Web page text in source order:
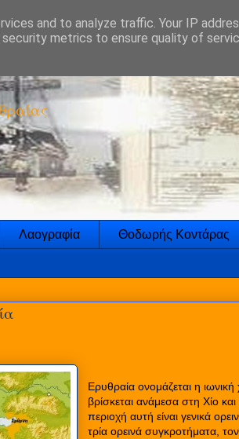
Λαογραφία Θοδωρής Κοντάρας
Ερυθραία ονομάζεται η
βρίσκεται ανάμεσα στη Χίο
περιοχή αυτή είναι γενικά
τρία ορεινά συγκροτήματα,
and to analyze traffic. Your IP
metrics to ensure quality of